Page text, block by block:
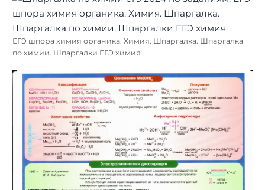
ЕГЭ шпора химия органика. Химия. Шпаргалка. Шпаргалка
по химии. Шпаргалки ЕГЭ химия